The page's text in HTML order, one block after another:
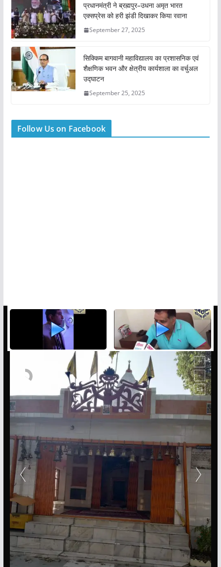
प्रधानमंत्री ने ब्रह्मपुर–उधना अमृत भारत
एक्सप्रेस को हरी झंडी दिखाकर किया रवाना
September 27, 2025
सिक्किम बागवानी महाविद्यालय का प्रशासनिक एवं
शैक्षणिक भवन और क्षेत्रीय कार्यशाला का वर्चुअल
उद्घाटन
September 25, 2025
Follow Us on Facebook